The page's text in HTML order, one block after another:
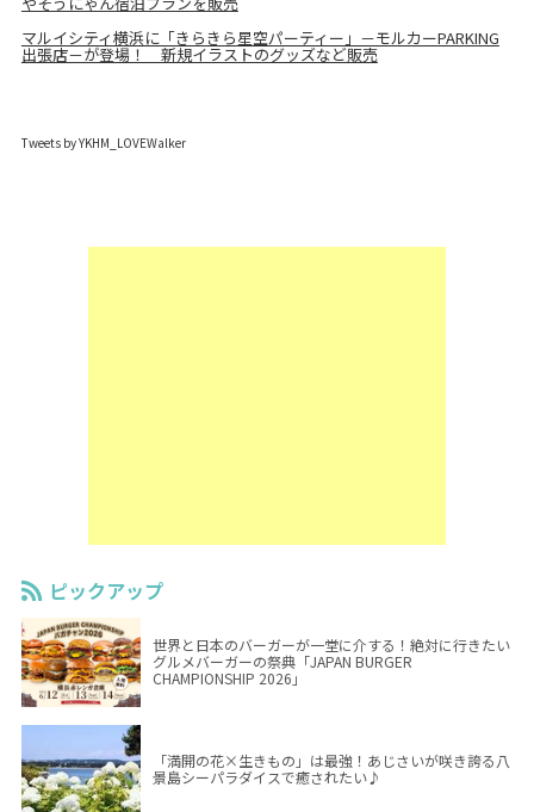
マルイシティ横浜に「きらきら星空パーティー」－モルカーPARKING
出張店－が登場！ 新規イラストのグッズなど販売
Tweets by YKHM_LOVEWalker
ピックアップ
世界と日本のバーガーが一堂に介する！絶対に行きたい
グルメバーガーの祭典「JAPAN BURGER
CHAMPIONSHIP 2026」
「満開の花×生きもの」は最強！あじさいが咲き誇る八
景島シーパラダイスで癒されたい♪